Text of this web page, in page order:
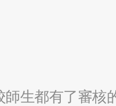
生都有了審核